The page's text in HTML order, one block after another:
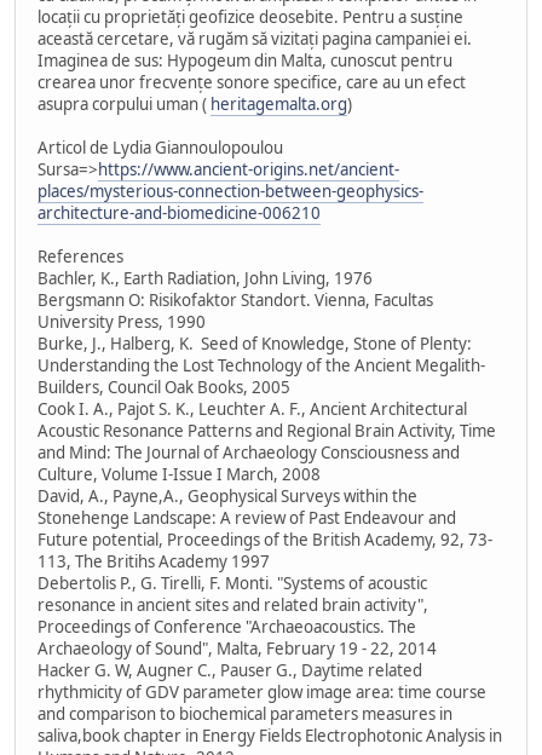
locații cu proprietăți geofizice deosebite. Pentru a susține
această cercetare, vă rugăm să vizitați pagina campaniei ei.
Imaginea de sus: Hypogeum din Malta, cunoscut pentru
crearea unor frecvențe sonore specifice, care au un efect
asupra corpului uman ( heritagemalta.org)
Articol de Lydia Giannoulopoulou
Sursa=>https://www.ancient-origins.net/ancient-
places/mysterious-connection-between-geophysics-
architecture-and-biomedicine-006210
References
Bachler, K., Earth Radiation, John Living, 1976
Bergsmann O: Risikofaktor Standort. Vienna, Facultas
University Press, 1990
Burke, J., Halberg, K. Seed of Knowledge, Stone of Plenty:
Understanding the Lost Technology of the Ancient Megalith-
Builders, Council Oak Books, 2005
Cook I. A., Pajot S. K., Leuchter A. F., Ancient Architectural
Acoustic Resonance Patterns and Regional Brain Activity, Time
and Mind: The Journal of Archaeology Consciousness and
Culture, Volume I-Issue I March, 2008
David, A., Payne,A., Geophysical Surveys within the
Stonehenge Landscape: A review of Past Endeavour and
Future potential, Proceedings of the British Academy, 92, 73-
113, The Britihs Academy 1997
Debertolis P., G. Tirelli, F. Monti. "Systems of acoustic
resonance in ancient sites and related brain activity",
Proceedings of Conference "Archaeoacoustics. The
Archaeology of Sound", Malta, February 19 - 22, 2014
Hacker G. W, Augner C., Pauser G., Daytime related
rhythmicity of GDV parameter glow image area: time course
and comparison to biochemical parameters measures in
saliva,book chapter in Energy Fields Electrophotonic Analysis in